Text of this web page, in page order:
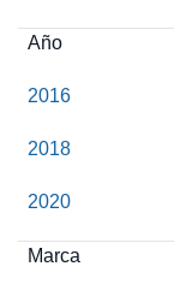
Año
2016
2018
2020
Marca